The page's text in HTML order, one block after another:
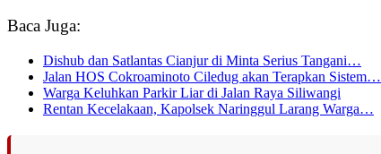
Baca Juga:
Dishub dan Satlantas Cianjur di Minta Serius Tangani…
Jalan HOS Cokroaminoto Ciledug akan Terapkan Sistem…
Warga Keluhkan Parkir Liar di Jalan Raya Siliwangi
Rentan Kecelakaan, Kapolsek Naringgul Larang Warga…